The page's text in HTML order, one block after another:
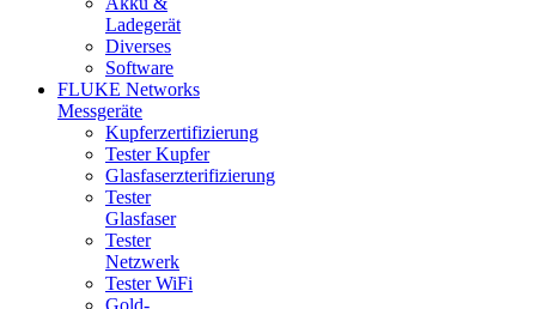
Ladegerät
Diverses
Software
FLUKE Networks
Messgeräte
Kupferzertifizierung
Tester Kupfer
Glasfaserzterifizierung
Tester
Glasfaser
Tester
Netzwerk
Tester WiFi
Gold-